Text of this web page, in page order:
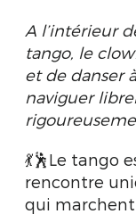
A l’intérieur
tango, le
et de danser
naviguer
💃🕺Le tango
rencontre
qui